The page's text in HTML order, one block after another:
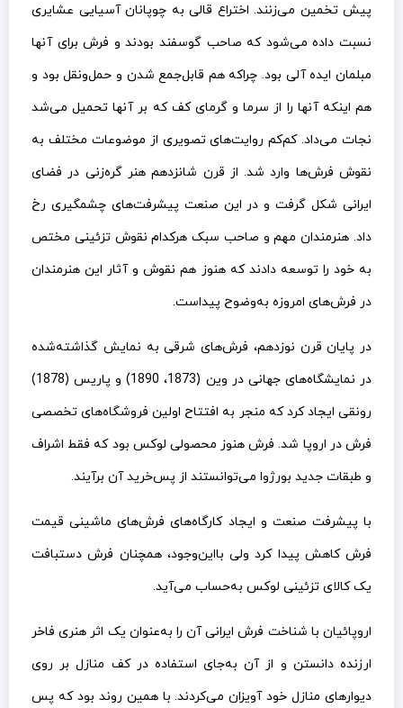
پیش تخمین می‌زنند. اختراع قالی به چوپانان آسیایی عشایری
نسبت داده می‌شود که صاحب گوسفند بودند و فرش برای آنها
مبلمان ایده آلی بود. چراکه هم قابل‌جمع شدن و حمل‌ونقل بود و
هم اینکه آنها را از سرما و گرمای کف که بر آنها تحمیل می‌شد
نجات می‌داد. کم‌کم روایت‌های تصویری از موضوعات مختلف به
نقوش فرش‌ها وارد شد. از قرن شانزدهم هنر گره‌زنی در فضای
ایرانی شکل گرفت و در این صنعت پیشرفت‌های چشمگیری رخ
داد. هنرمندان مهم و صاحب سبک هرکدام نقوش تزئینی مختص
به خود را توسعه دادند که هنوز هم نقوش و آثار این هنرمندان
در فرش‌های امروزه به‌وضوح پیداست.
در پایان قرن نوزدهم، فرش‌های شرقی به نمایش گذاشته‌شده
در نمایشگاه‌های جهانی در وین (1873، 1890) و پاریس (1878)
رونقی ایجاد کرد که منجر به افتتاح اولین فروشگاه‌های تخصصی
فرش در اروپا شد. فرش هنوز محصولی لوکس بود که فقط اشراف
و طبقات جدید بورژوا می‌توانستند از پس‌خرید آن برآیند.
با پیشرفت صنعت و ایجاد کارگاه‌های فرش‌های ماشینی قیمت
فرش کاهش پیدا کرد ولی بااین‌وجود، همچنان فرش دستبافت
یک کالای تزئینی لوکس به‌حساب می‌آید.
اروپائیان با شناخت فرش ایرانی آن را به‌عنوان یک اثر هنری فاخر
ارزنده دانستن و از آن به‌جای استفاده در کف منازل بر روی
دیوارهای منازل خود آویزان می‌کردند. با همین روند بود که پس